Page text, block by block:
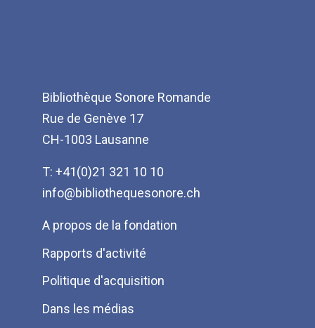
Bibliothèque Sonore Romande
Rue de Genève 17
CH-1003 Lausanne
T: +41(0)21 321 10 10
info@bibliothequesonore.ch
Menu
Pied
de
page
A propos de la fondation
Rapports d'activité
Politique d'acquisition
Dans les médias